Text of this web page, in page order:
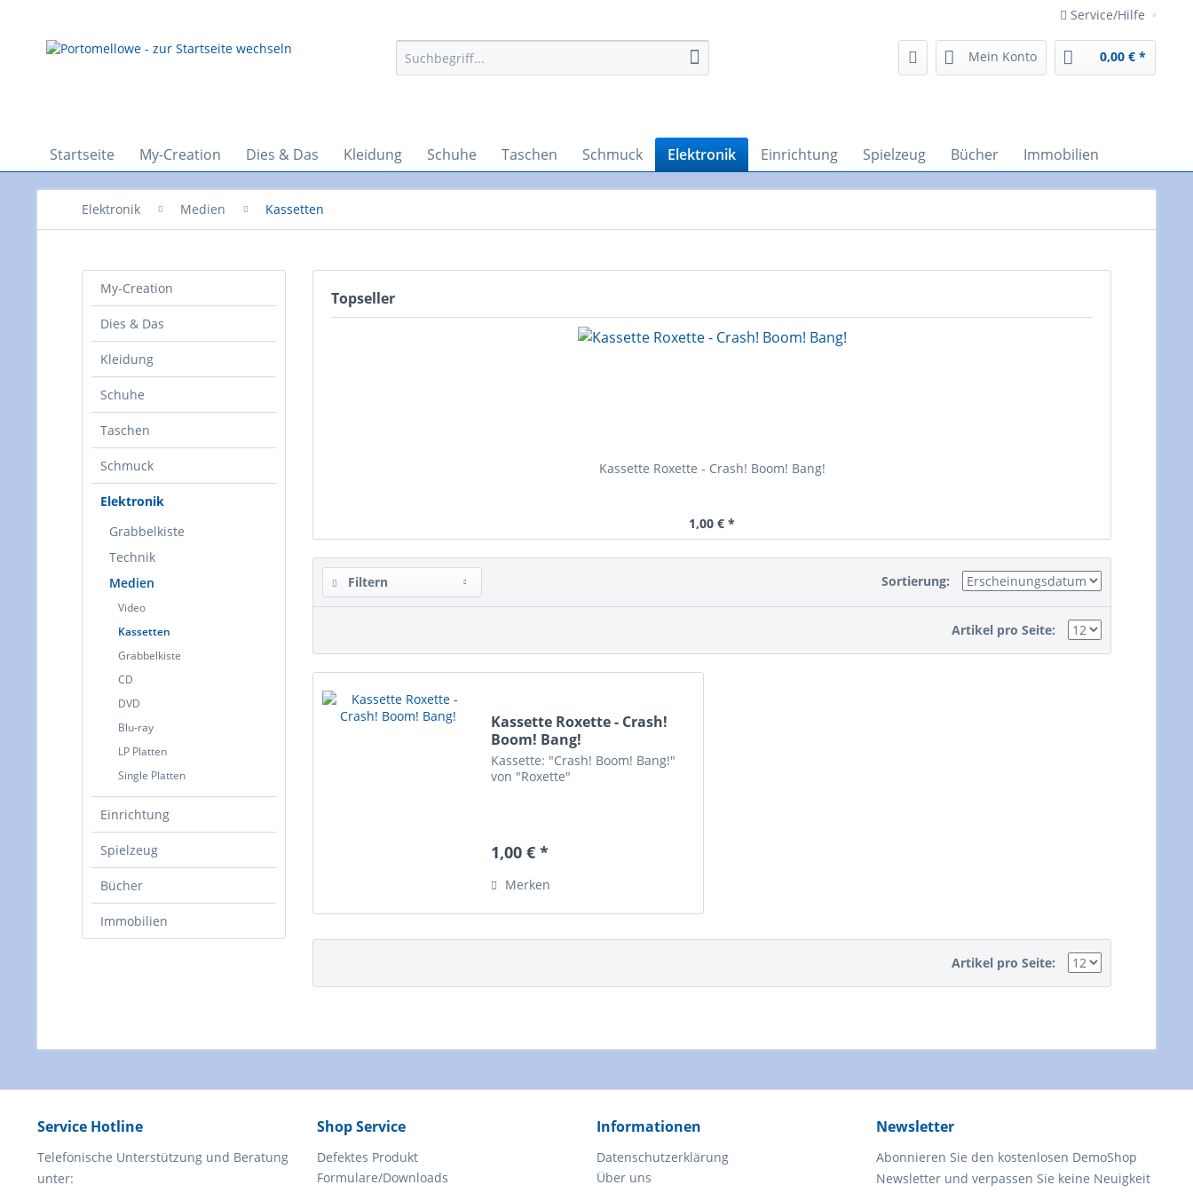
Service/Hilfe
Mein Konto 0,00 € *
Startseite My-Creation Dies & Das Kleidung Schuhe Taschen Schmuck Elektronik Einrichtung Spielzeug Bücher Immobilien
Elektronik Medien Kassetten
My-Creation
Dies & Das
Kleidung
Schuhe
Taschen
Schmuck
Elektronik
Grabbelkiste
Technik
Medien
Video
Kassetten
Grabbelkiste
CD
DVD
Blu-ray
LP Platten
Single Platten
Einrichtung
Spielzeug
Bücher
Immobilien
Topseller
Kassette Roxette - Crash! Boom! Bang!
1,00 € *
Filtern Sortierung:
Artikel pro Seite:
Kassette Roxette - Crash!
Boom! Bang!
Kassette: "Crash! Boom! Bang!"
von "Roxette"
1,00 € *
Merken
Artikel pro Seite:
Service Hotline
Telefonische Unterstützung und Beratung
unter:
Shop Service
Defektes Produkt
Formulare/Downloads
Informationen
Datenschutzerklärung
Über uns
Newsletter
Abonnieren Sie den kostenlosen DemoShop
Newsletter und verpassen Sie keine Neuigkeit